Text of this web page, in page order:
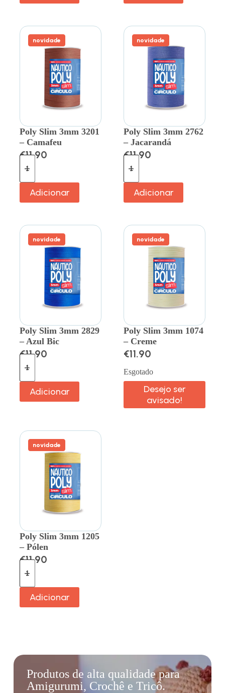
novidade
Poly Slim 3mm 3201
– Camafeu
€11.90
Adicionar
novidade
Poly Slim 3mm 2762
– Jacarandá
€11.90
Adicionar
novidade
Poly Slim 3mm 2829
– Azul Bic
€11.90
Adicionar
novidade
Poly Slim 3mm 1074
– Creme
€11.90
Esgotado
Desejo ser
avisado!
novidade
Poly Slim 3mm 1205
– Pólen
€11.90
Adicionar
Produtos de alta qualidade para
Amigurumi, Crochê e Tricô.